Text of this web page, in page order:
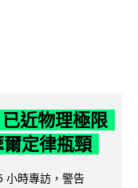
近物理極限
定律瓶頸
小時專訪，警告